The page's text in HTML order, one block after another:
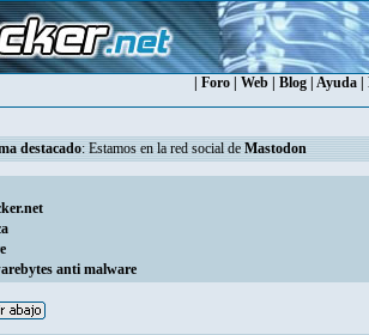
Foro| Web| Blog| Ayuda|
destacado: Estamos en la red social de Mastodon
anti malware